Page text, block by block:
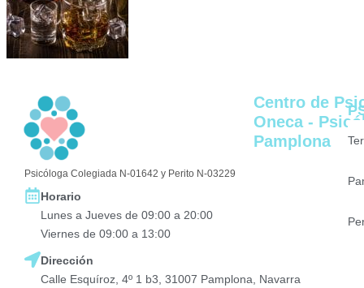
Centro de
Oneca -
Pamplona
Psicóloga Colegiada N-01642 y Perito N-03229
Horario
Lunes a Jueves de 09:00 a 20:00
Viernes de 09:00 a 13:00
Dirección
Calle Esquíroz, 4º 1 b3, 31007 Pamplona, Navarra